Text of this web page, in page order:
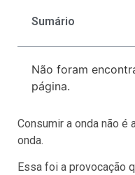
Sumário
Não foram
página.
Consumir a onda não é
onda.
Essa foi a provocação